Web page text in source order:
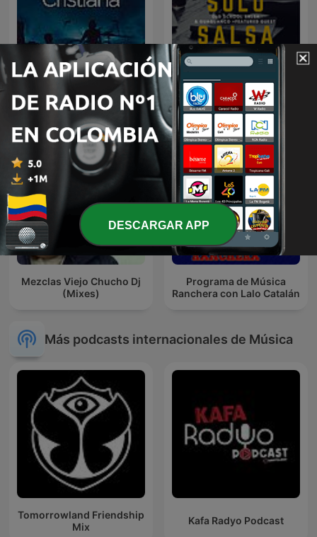
Música Cristiana Solo Salsa
Mezclas Viejo Chucho Dj
(Mixes)
Programa de Música
Ranchera con Lalo Catalán
Más podcasts internacionales de Música
Tomorrowland Friendship
Mix
Kafa Radyo Podcast
DESCARGAR APP